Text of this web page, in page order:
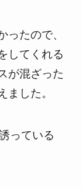
ったので、
してくれる
が混ざった
ました。
っている